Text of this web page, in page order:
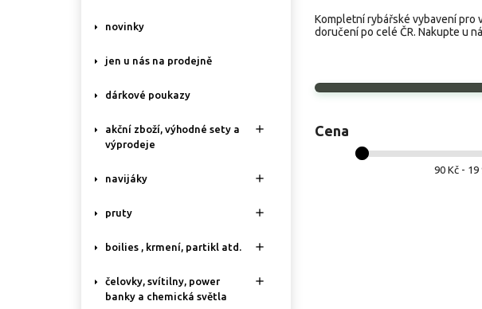
novinky
jen u nás na prodejně
dárkové poukazy
akční zboží, výhodné sety a
výprodeje

navijáky 
pruty 
boilies , krmení, partikl atd. 
čelovky, svítilny, power
banky a chemická světla

Kompletní rybářské vybavení pro
doručení po celé ČR. Nakupte u
Cena
90 Kč - 19